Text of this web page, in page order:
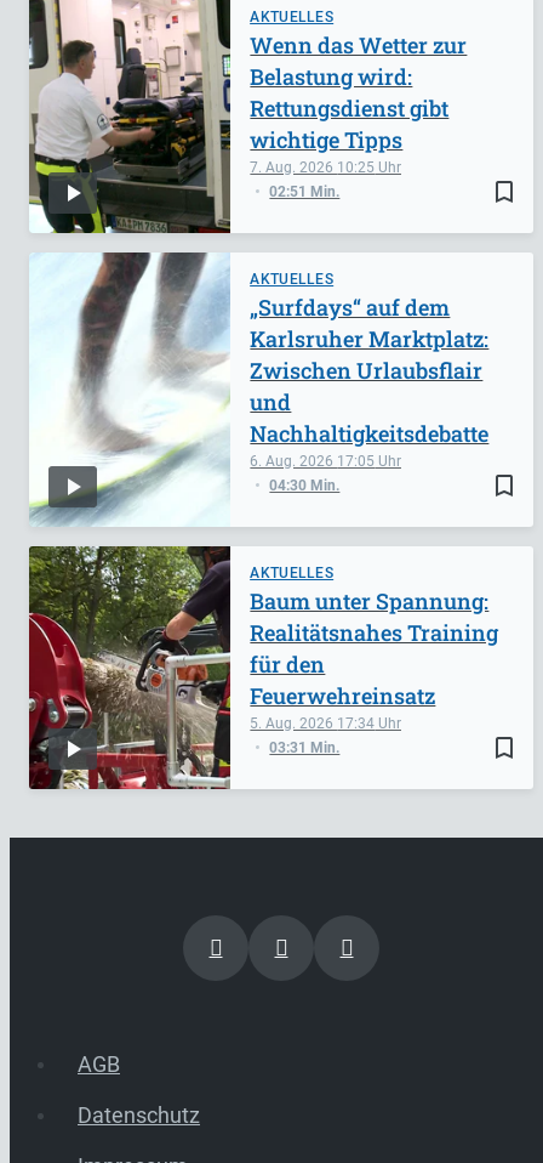
AKTUELLES
bookmark_border
7. Aug. 2026 10:25
02:51 Min.
Wenn das Wetter zur
Belastung wird:
Rettungsdienst gibt
wichtige Tipps
AKTUELLES
bookmark_border
6. Aug. 2026 17:05
04:30 Min.
„Surfdays“ auf dem
Karlsruher Marktplatz:
Zwischen Urlaubsflair
und
Nachhaltigkeitsdebatte
AKTUELLES
bookmark_border
5. Aug. 2026 17:34
03:31 Min.
Baum unter Spannung:
Realitätsnahes Training
für den
Feuerwehreinsatz
AGB
Datenschutz